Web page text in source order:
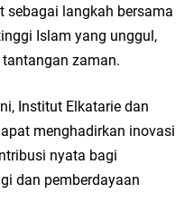
sebagai langkah bersama
Islam yang unggul,
zaman.
Institut Elkatarie dan
menghadirkan inovasi
nyata bagi
dan pemberdayaan